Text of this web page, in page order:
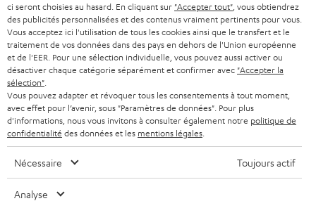
Câble HDMI® haute vitesse
avec Ethernet
Câble HDMI high speed
prenant en charge tous les
formats 2.0 comme 4K
50/60p et 4K 3D
16,99€
Câble numérique optique
C7515O 1,5 m
Câble numérique optique
19,99€
ci seront choisies au hasard. En cliquant sur "Accepter tout" , vous obtiendrez
des publicités personnalisées et des contenus vraiment pertinents pour vous.
Vous acceptez ici l'utilisation de tous les cookies ainsi que le transfert et le
traitement de vos données dans des pays en dehors de l'Union européenne
et de l'EER. Pour une sélection individuelle, vous pouvez aussi activer ou
désactiver chaque catégorie séparément et confirmer avec "Accepter la
sélection"
Vous pouvez adapter et révoquer tous les consentements à tout moment,
avec effet pour l’avenir, sous "Paramètres de données". Pour plus
d'informations, nous vous invitons à consulter également notre politique de
confidentialité des données et les mentions légales
Nécessaire Toujours actif
Analyse